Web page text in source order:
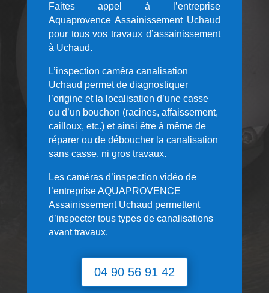
Faites appel à l’entreprise
Aquaprovence Assainissement Uchaud
pour tous vos travaux d’assainissement
à Uchaud.
L’inspection caméra canalisation
Uchaud permet de diagnostiquer
l’origine et la localisation d’une casse
ou d’un bouchon (racines, affaissement,
cailloux, etc.) et ainsi être à même de
réparer ou de déboucher la canalisation
sans casse, ni gros travaux.
Les caméras d’inspection vidéo de
l’entreprise AQUAPROVENCE
Assainissement Uchaud permettent
d’inspecter tous types de canalisations
avant travaux.
04 90 56 91 42